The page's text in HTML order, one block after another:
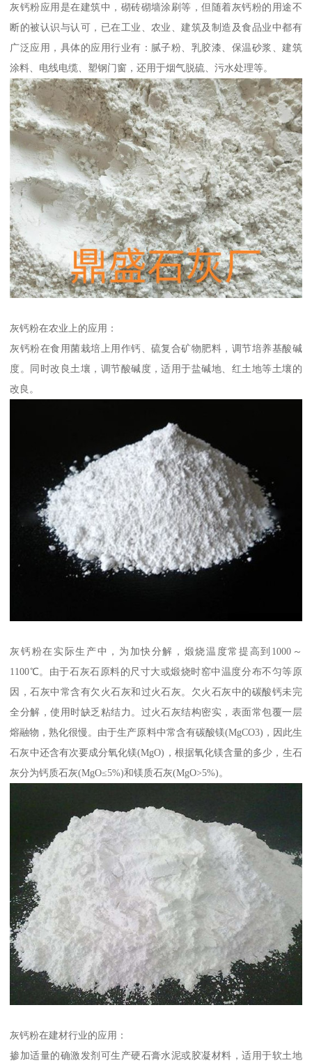
灰钙粉应用是在建筑中，砌砖砌墙涂刷等，但随着灰钙粉的用途不
断的被认识与认可，已在工业、农业、建筑及制造及食品业中都有
广泛应用，具体的应用行业有：腻子粉、乳胶漆、保温砂浆、建筑
涂料、电线电缆、塑钢门窗，还用于烟气脱硫、污水处理等。
灰钙粉在农业上的应用：
灰钙粉在食用菌栽培上用作钙、硫复合矿物肥料，调节培养基酸碱
度。同时改良土壤，调节酸碱度，适用于盐碱地、红土地等土壤的
改良。
灰钙粉在实际生产中，为加快分解，煅烧温度常提高到1000～
1100℃。由于石灰石原料的尺寸大或煅烧时窑中温度分布不匀等原
因，石灰中常含有欠火石灰和过火石灰。欠火石灰中的碳酸钙未完
全分解，使用时缺乏粘结力。过火石灰结构密实，表面常包覆一层
熔融物，熟化很慢。由于生产原料中常含有碳酸镁(MgCO3)，因此生
石灰中还含有次要成分氧化镁(MgO)，根据氧化镁含量的多少，生石
灰分为钙质石灰(MgO≤5%)和镁质石灰(MgO>5%)。
灰钙粉在建材行业的应用：
掺加适量的确激发剂可生产硬石膏水泥或胶凝材料，适用于软土地